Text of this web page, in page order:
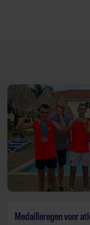
Medailleregen voor